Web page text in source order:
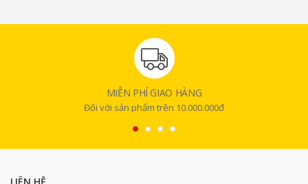
MIỄN PHÍ GIAO HÀNG
Đối với sản phẩm trên 10.000.000đ